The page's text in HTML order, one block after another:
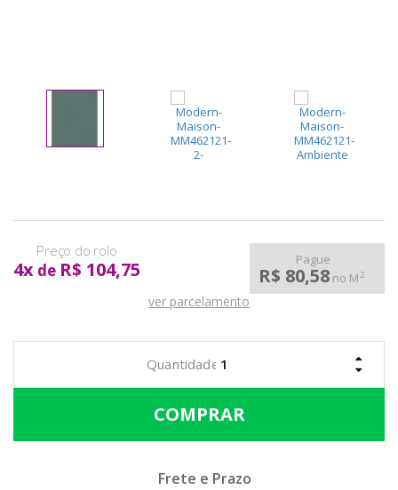
4x de R$ 104,75 Pague
R$ 80,58 no M2
ver parcelamento
Calcular o Frete